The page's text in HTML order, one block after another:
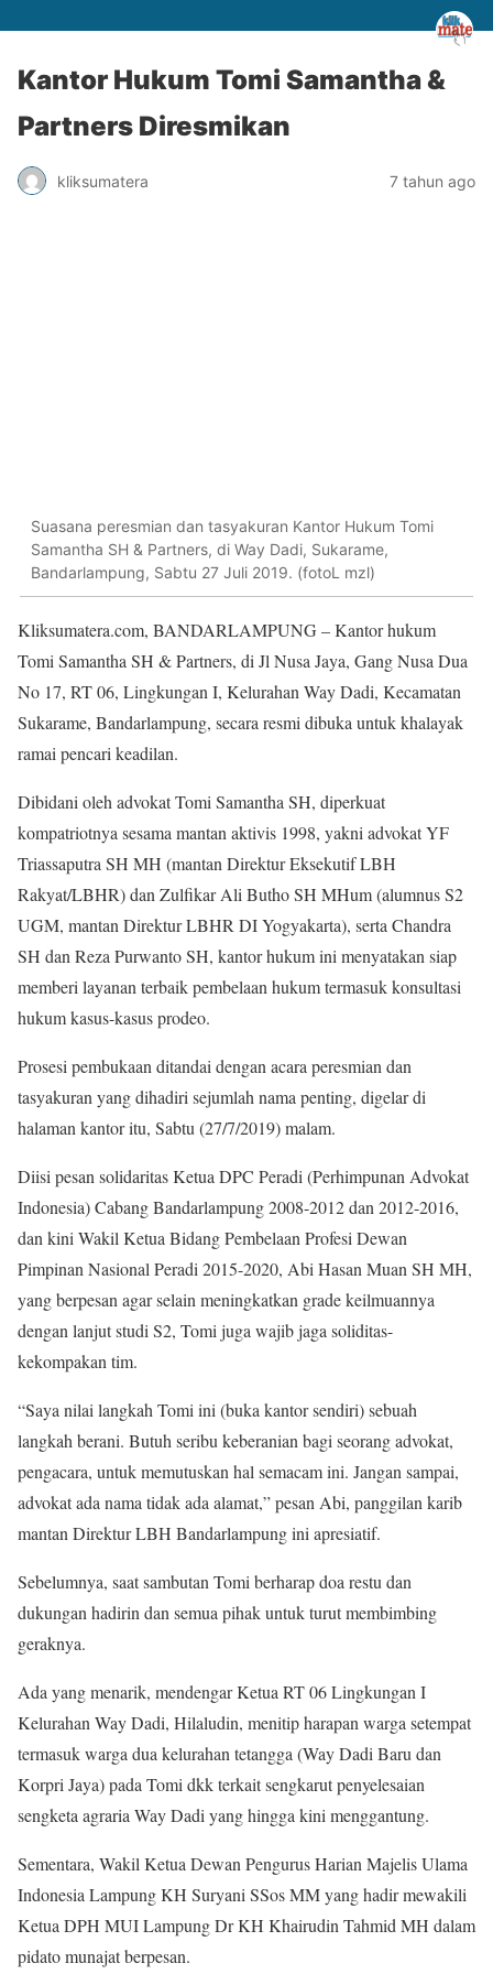
Kantor Hukum Tomi Samantha &
Partners Diresmikan
kliksumatera 7 tahun ago
Suasana peresmian dan tasyakuran Kantor Hukum Tomi
Samantha SH & Partners, di Way Dadi, Sukarame,
Bandarlampung, Sabtu 27 Juli 2019. (fotoL mzl)
Kliksumatera.com, BANDARLAMPUNG – Kantor hukum
Tomi Samantha SH & Partners, di Jl Nusa Jaya, Gang Nusa Dua
No 17, RT 06, Lingkungan I, Kelurahan Way Dadi, Kecamatan
Sukarame, Bandarlampung, secara resmi dibuka untuk khalayak
ramai pencari keadilan.
Dibidani oleh advokat Tomi Samantha SH, diperkuat
kompatriotnya sesama mantan aktivis 1998, yakni advokat YF
Triassaputra SH MH (mantan Direktur Eksekutif LBH
Rakyat/LBHR) dan Zulfikar Ali Butho SH MHum (alumnus S2
UGM, mantan Direktur LBHR DI Yogyakarta), serta Chandra
SH dan Reza Purwanto SH, kantor hukum ini menyatakan siap
memberi layanan terbaik pembelaan hukum termasuk konsultasi
hukum kasus-kasus prodeo.
Prosesi pembukaan ditandai dengan acara peresmian dan
tasyakuran yang dihadiri sejumlah nama penting, digelar di
halaman kantor itu, Sabtu (27/7/2019) malam.
Diisi pesan solidaritas Ketua DPC Peradi (Perhimpunan Advokat
Indonesia) Cabang Bandarlampung 2008-2012 dan 2012-2016,
dan kini Wakil Ketua Bidang Pembelaan Profesi Dewan
Pimpinan Nasional Peradi 2015-2020, Abi Hasan Muan SH MH,
yang berpesan agar selain meningkatkan grade keilmuannya
dengan lanjut studi S2, Tomi juga wajib jaga soliditas-
kekompakan tim.
“Saya nilai langkah Tomi ini (buka kantor sendiri) sebuah
langkah berani. Butuh seribu keberanian bagi seorang advokat,
pengacara, untuk memutuskan hal semacam ini. Jangan sampai,
advokat ada nama tidak ada alamat,” pesan Abi, panggilan karib
mantan Direktur LBH Bandarlampung ini apresiatif.
Sebelumnya, saat sambutan Tomi berharap doa restu dan
dukungan hadirin dan semua pihak untuk turut membimbing
geraknya.
Ada yang menarik, mendengar Ketua RT 06 Lingkungan I
Kelurahan Way Dadi, Hilaludin, menitip harapan warga setempat
termasuk warga dua kelurahan tetangga (Way Dadi Baru dan
Korpri Jaya) pada Tomi dkk terkait sengkarut penyelesaian
sengketa agraria Way Dadi yang hingga kini menggantung.
Sementara, Wakil Ketua Dewan Pengurus Harian Majelis Ulama
Indonesia Lampung KH Suryani SSos MM yang hadir mewakili
Ketua DPH MUI Lampung Dr KH Khairudin Tahmid MH dalam
pidato munajat berpesan.